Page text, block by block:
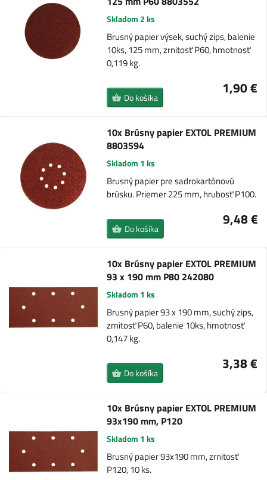
Skladom 2 ks
Brusný papier výsek, suchý zips, balenie
10ks, 125 mm, zrnitosť P60, hmotnosť
0,119 kg.
1,90 €
Do košíka
10x Brúsny papier EXTOL PREMIUM
8803594
Skladom 1 ks
Brusný papier pre sadrokartónovú
brúsku. Priemer 225 mm, hrubosť P100.
9,48 €
Do košíka
10x Brúsny papier EXTOL PREMIUM
93 x 190 mm P80 242080
Skladom 1 ks
Brusný papier 93 x 190 mm, suchý zips,
zrnitosť P60, balenie 10ks, hmotnosť
0,147 kg.
3,38 €
Do košíka
10x Brúsny papier EXTOL PREMIUM
93x190 mm, P120
Skladom 1 ks
Brusný papier 93x190 mm, zrnitosť
P120, 10 ks.